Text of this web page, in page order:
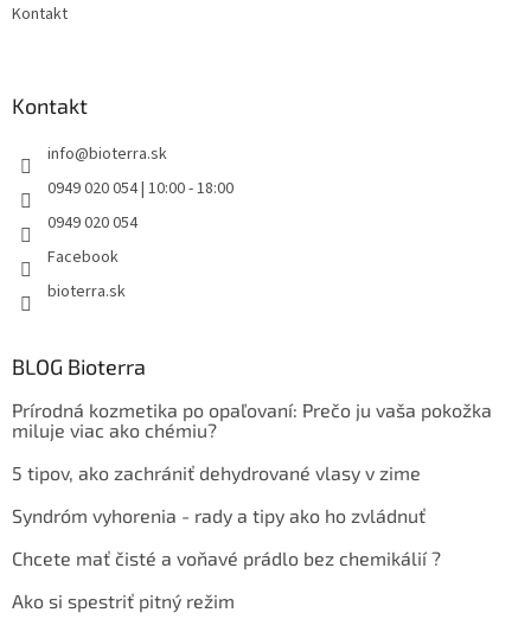
Kontakt
Kontakt
info@bioterra.sk
0949 020 054 | 10:00 - 18:00
0949 020 054
Facebook
bioterra.sk
BLOG Bioterra
Prírodná kozmetika po opaľovaní: Prečo ju vaša pokožka
miluje viac ako chémiu?
5 tipov, ako zachrániť dehydrované vlasy v zime
Syndróm vyhorenia - rady a tipy ako ho zvládnuť
Chcete mať čisté a voňavé prádlo bez chemikálií ?
Ako si spestriť pitný režim